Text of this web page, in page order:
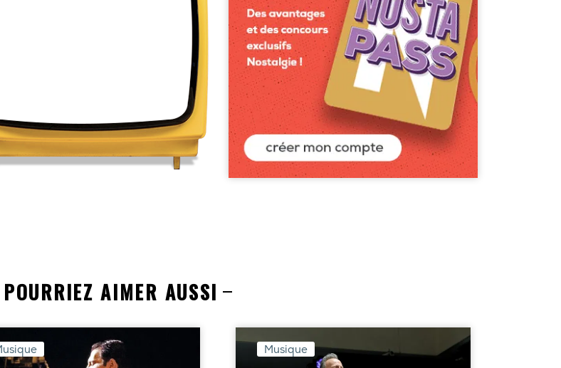
AIMER AUSSI
Musique